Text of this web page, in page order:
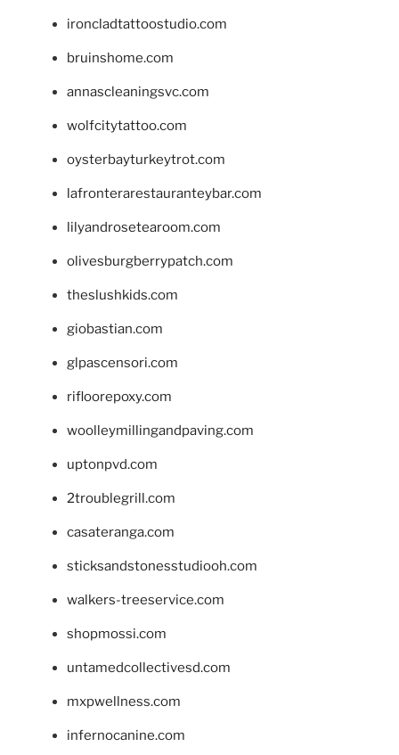
ironcladtattoostudio.com
bruinshome.com
annascleaningsvc.com
wolfcitytattoo.com
oysterbayturkeytrot.com
lafronterarestauranteybar.com
lilyandrosetearoom.com
olivesburgberrypatch.com
theslushkids.com
giobastian.com
glpascensori.com
rifloorepoxy.com
woolleymillingandpaving.com
uptonpvd.com
2troublegrill.com
casateranga.com
sticksandstonesstudiooh.com
walkers-treeservice.com
shopmossi.com
untamedcollectivesd.com
mxpwellness.com
infernocanine.com